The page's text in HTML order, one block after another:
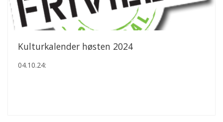
Kulturkalender høsten 2024
04.10.24: